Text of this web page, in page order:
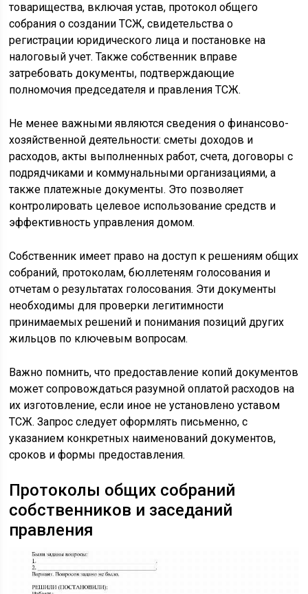
товарищества, включая устав, протокол общего
собрания о создании ТСЖ, свидетельства о
регистрации юридического лица и постановке на
налоговый учет. Также собственник вправе
затребовать документы, подтверждающие
полномочия председателя и правления ТСЖ.
Не менее важными являются сведения о финансово-
хозяйственной деятельности: сметы доходов и
расходов, акты выполненных работ, счета, договоры с
подрядчиками и коммунальными организациями, а
также платежные документы. Это позволяет
контролировать целевое использование средств и
эффективность управления домом.
Собственник имеет право на доступ к решениям общих
собраний, протоколам, бюллетеням голосования и
отчетам о результатах голосования. Эти документы
необходимы для проверки легитимности
принимаемых решений и понимания позиций других
жильцов по ключевым вопросам.
Важно помнить, что предоставление копий документов
может сопровождаться разумной оплатой расходов на
их изготовление, если иное не установлено уставом
ТСЖ. Запрос следует оформлять письменно, с
указанием конкретных наименований документов,
сроков и формы предоставления.
Протоколы общих собраний
собственников и заседаний
правления